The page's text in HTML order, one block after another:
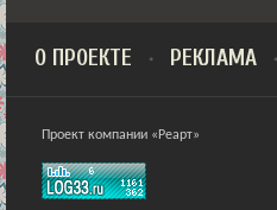
О ПРОЕКТЕ РЕКЛАМА
Проект компании «Реарт»